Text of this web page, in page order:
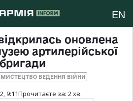
EN
оновлена
артилерійської
бригади
МИСТЕЦТВО ВЕДЕННЯ ВІЙНИ
9:11Прочитаєте за: 2хв.